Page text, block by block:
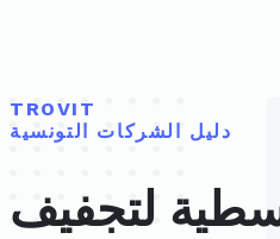
TROVIT
دليل الشركات التونسية
لتجفيف